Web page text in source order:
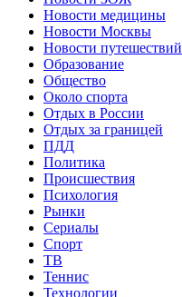
Новости медицины
Новости Москвы
Новости путешествий
Образование
Общество
Около спорта
Отдых в России
Отдых за границей
ПДД
Политика
Происшествия
Психология
Рынки
Сериалы
Спорт
ТВ
Теннис
Технологии